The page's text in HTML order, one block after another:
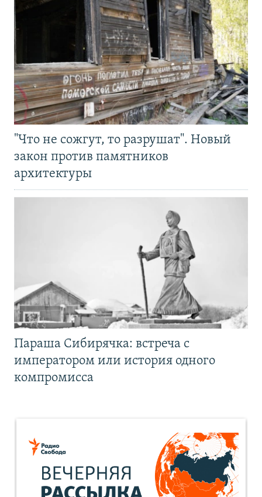
"Что не сожгут, то разрушат". Новый
закон против памятников
архитектуры
Параша Сибирячка: встреча с
императором или история одного
компромисса